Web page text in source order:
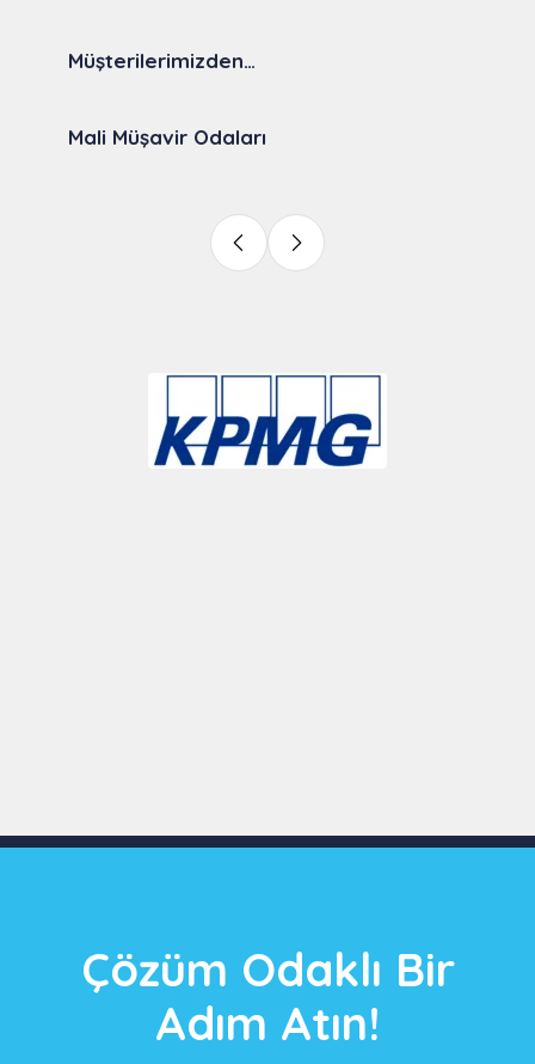
Müşterilerimizden…
Mali Müşavir Odaları
Çözüm Odaklı Bir
Adım Atın!